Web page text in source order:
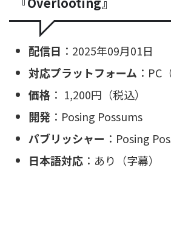
配信日 ：2025年09月01日
対応プラットフォーム ：PC
価格 ： 1,200円（税込）
開発 ：Posing Possums
パブリッシャー ：Posing
日本語対応 ：あり（字幕）